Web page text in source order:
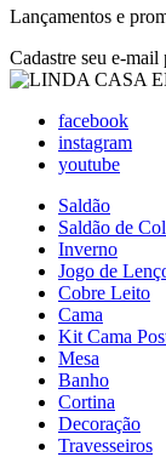
Lançamentos e
Cadastre seu e-mail
facebook
instagram
youtube
Saldão
Saldão de
Inverno
Jogo de
Cobre Leito
Cama
Kit Cama
Mesa
Banho
Cortina
Decoração
Travesseiros